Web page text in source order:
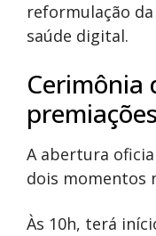
reformulação
saúde digital.
Cerimônia
A abertura
dois momentos
Às 10h, terá